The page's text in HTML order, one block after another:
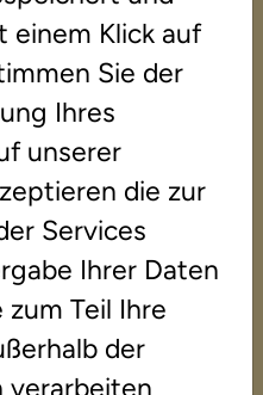
Legasthenie
Stuttgart
Therapie oder
Stuttgart fördern wir
mit besonderen
einem Klick auf
Sie der
Ihres
unserer
die zur
Services
Ihrer Daten
Teil Ihre
der
verarbeiten